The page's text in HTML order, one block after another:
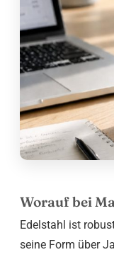
Worauf bei
Edelstahl ist